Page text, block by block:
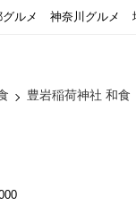
ルメ 神奈川グルメ
豊岩稲荷神社 和食